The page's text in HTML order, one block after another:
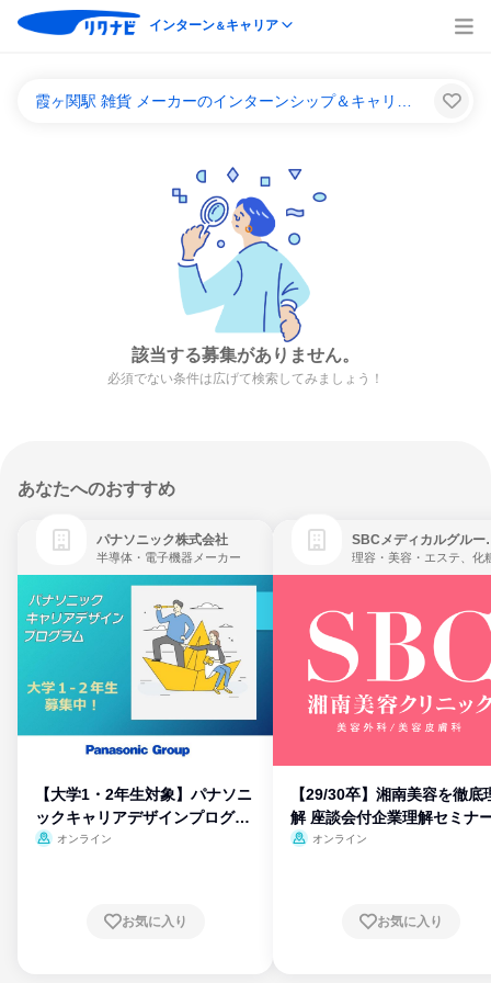
インターン＆キャリア
該当する募集がありません。
必須でない条件は広げて検索してみましょう！
あなたへのおすすめ
パナソニック株式会社
半導体・電子機器メーカー
【大学1・2年生対象】パナソニ
ックキャリアデザインプログラ
ム
オンライン
お気に入り
SBCメ
【29/30卒】湘南美容を徹底
解 座談会付企業理解セミナ
オンライン
お気に入り